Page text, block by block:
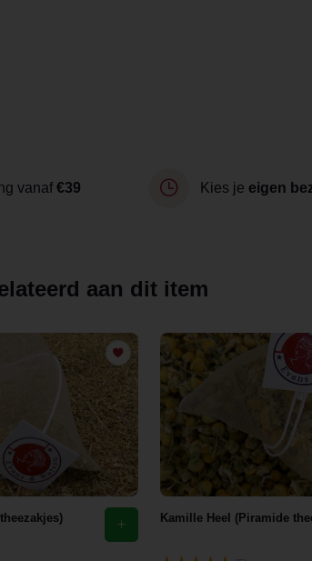
vanaf €39 Kies je eigen
aan dit item
Kamille Heel (Piramide